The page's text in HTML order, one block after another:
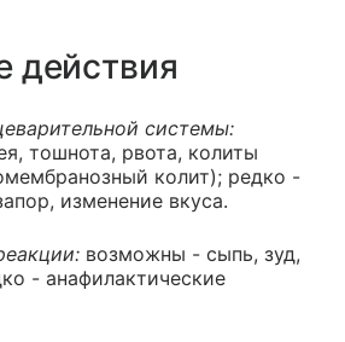
действия
системы:
тошнота, рвота, колиты
колит); редко -
изменение вкуса.
возможны - сыпь, зуд,
- анафилактические